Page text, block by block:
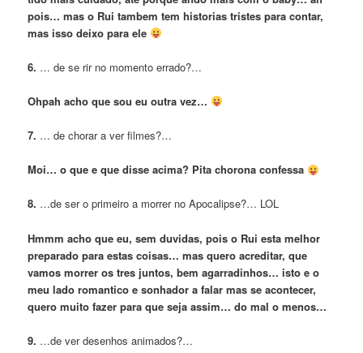
pois… mas o Rui tambem tem historias tristes para contar,
mas isso deixo para ele
6. … de se rir no momento errado?…
Ohpah acho que sou eu outra vez…
7. … de chorar a ver filmes?…
Moi… o que e que disse acima? Pita chorona confessa
8. …de ser o primeiro a morrer no Apocalipse?… LOL
Hmmm acho que eu, sem duvidas, pois o Rui esta melhor
preparado para estas coisas… mas quero acreditar, que
vamos morrer os tres juntos, bem agarradinhos… isto e o
meu lado romantico e sonhador a falar mas se acontecer,
quero muito fazer para que seja assim… do mal o menos…
9. …de ver desenhos animados?…